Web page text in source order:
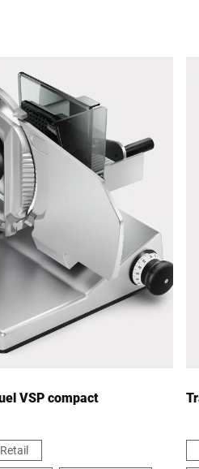
VSP compact
Retail